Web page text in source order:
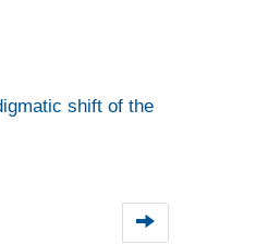
shift of the